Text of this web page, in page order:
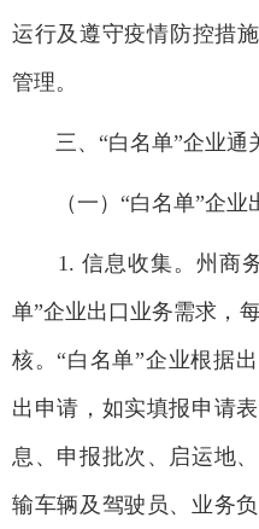
运行及遵守疫情防控措
管理。
三、“白名单”企业通
（一）“白名单”企业
1. 信息收集。州商务
单”企业出口业务需求，
核。“白名单”企业根据
出申请，如实填报申请
息、申报批次、启运地
输车辆及驾驶员、业务